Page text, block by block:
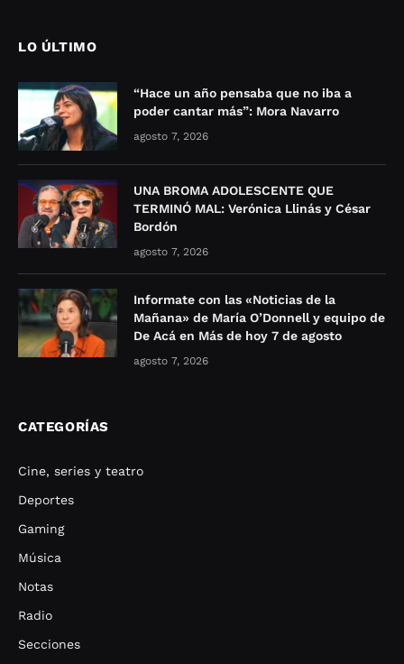
LO ÚLTIMO
“Hace un año pensaba que no iba a
poder cantar más”: Mora Navarro
agosto 7, 2026
UNA BROMA ADOLESCENTE QUE
TERMINÓ MAL: Verónica Llinás y César
Bordón
agosto 7, 2026
Informate con las «Noticias de la
Mañana» de María O’Donnell y equipo de
De Acá en Más de hoy 7 de agosto
agosto 7, 2026
CATEGORÍAS
Cine, series y teatro
Deportes
Gaming
Música
Notas
Radio
Secciones